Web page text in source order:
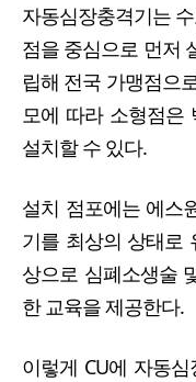
자동심장충격기는
점을 중심으로 먼저
립해 전국 가맹점으
모에 따라 소형점은
설치할 수 있다.
설치 점포에는 에스
기를 최상의 상태로
상으로 심폐소생술
한 교육을 제공한다.
이렇게 CU에 자동